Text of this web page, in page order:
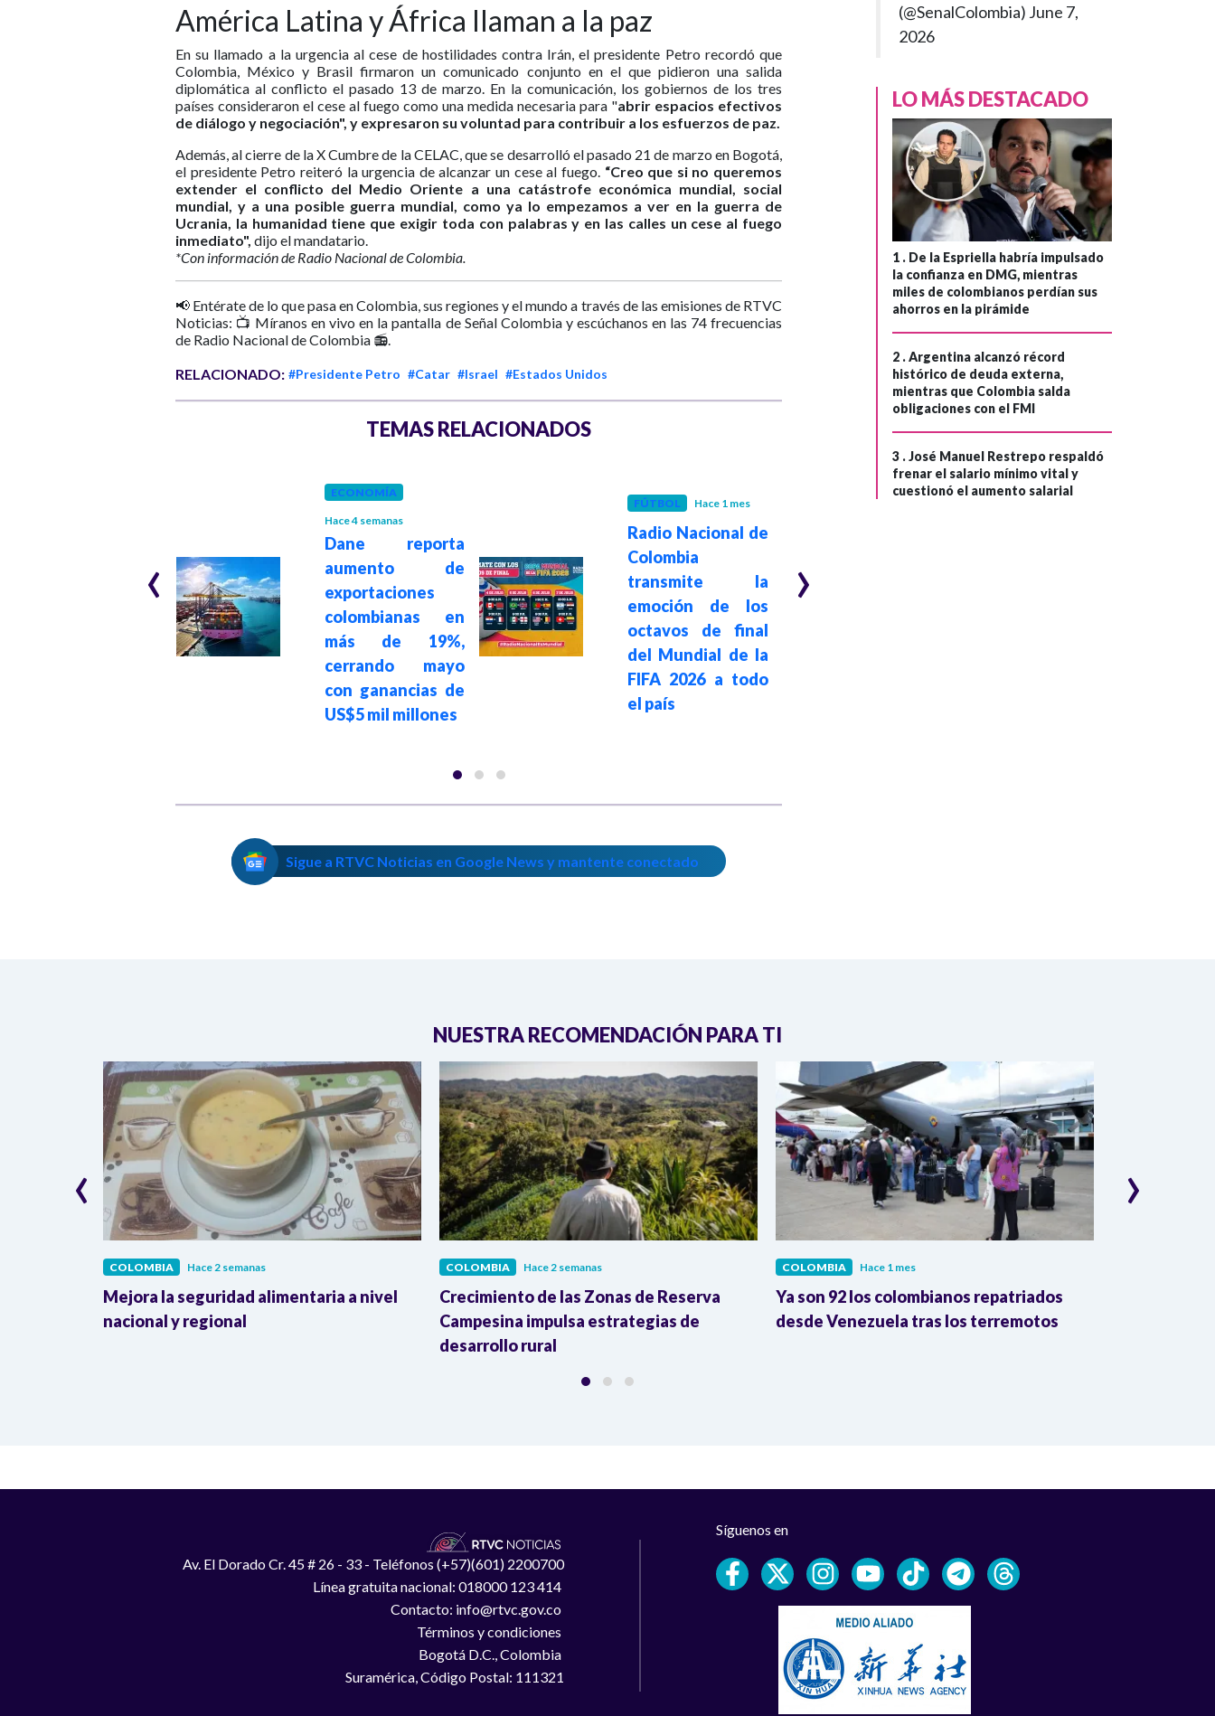
América Latina y África llaman a la paz
En su llamado a la urgencia al cese de hostilidades contra Irán, el presidente Petro recordó que
Colombia, México y Brasil firmaron un comunicado conjunto en el que pidieron una salida
diplomática al conflicto el pasado 13 de marzo. En la comunicación, los gobiernos de los tres
países consideraron el cese al fuego como una medida necesaria para "abrir espacios efectivos
de diálogo y negociación", y expresaron su voluntad para contribuir a los esfuerzos de paz.
Además, al cierre de la X Cumbre de la CELAC, que se desarrolló el pasado 21 de marzo en Bogotá,
el presidente Petro reiteró la urgencia de alcanzar un cese al fuego. “Creo que si no queremos
extender el conflicto del Medio Oriente a una catástrofe económica mundial, social
mundial, y a una posible guerra mundial, como ya lo empezamos a ver en la guerra de
Ucrania, la humanidad tiene que exigir toda con palabras y en las calles un cese al fuego
inmediato", dijo el mandatario.
*Con información de Radio Nacional de Colombia.
📢 Entérate de lo que pasa en Colombia, sus regiones y el mundo a través de las emisiones de RTVC
Noticias: 📺 Míranos en vivo en la pantalla de Señal Colombia y escúchanos en las 74 frecuencias
de Radio Nacional de Colombia 📻.
RELACIONADO: #Presidente Petro #Catar #Israel #Estados Unidos
TEMAS RELACIONADOS
anuncia que el
ECONOMÍA
Hace 4 semanas
Dane reporta
aumento de
exportaciones
colombianas en
más de 19%,
cerrando mayo
con ganancias de
US$5 mil millones
FÚTBOL Hace 1 mes
Radio Nacional de
Colombia
transmite la
emoción de los
octavos de final
del Mundial de la
FIFA 2026 a todo
el país
ESTADOS UNIDOS
Hace 1 mes
‹ ›
Sigue a RTVC Noticias en Google News y mantente conectado
(@SenalColombia) June 7,
2026
LO MÁS DESTACADO
1 . De la Espriella habría impulsado
la confianza en DMG, mientras
miles de colombianos perdían sus
ahorros en la pirámide
2 .Argentina alcanzó récord
histórico de deuda externa,
mientras que Colombia salda
obligaciones con el FMI
3 .José Manuel Restrepo respaldó
frenar el salario mínimo vital y
cuestionó el aumento salarial
NUESTRA RECOMENDACIÓN PARA TI
COLOMBIA Hace 2 semanas
Mejora la seguridad alimentaria a nivel
nacional y regional
COLOMBIA Hace 2 semanas
Crecimiento de las Zonas de Reserva
Campesina impulsa estrategias de
desarrollo rural
COLOMBIA Hace 1 mes
Ya son 92 los colombianos repatriados
desde Venezuela tras los terremotos
‹ ›
Av. El Dorado Cr. 45 # 26 - 33 - Teléfonos (+57)(601) 2200700
Línea gratuita nacional: 018000 123 414
Contacto: info@rtvc.gov.co
Términos y condiciones
Bogotá D.C., Colombia
Suramérica, Código Postal: 111321
Síguenos en